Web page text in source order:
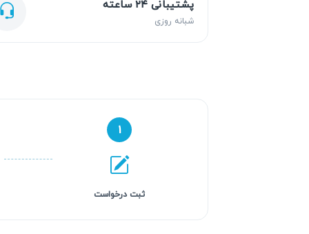
پشتیبانی ۲۴ ساعته
شبانه روزی
۱
ثبت درخواست